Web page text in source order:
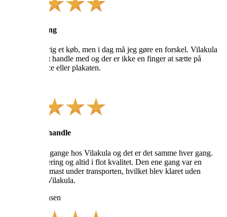
Stor anbefaling
Anmelder aldrig et køb, men i dag må jeg gøre en forskel. Vilakula
var en drøm at handle med og der er ikke en finger at sætte på
hverken service eller plakaten.
Godt sted at handle
Har handlet 3 gange hos Vilakula og det er det samme hver gang.
Lynhurtig levering og altid i flot kvalitet. Den ene gang var en
ramme blevet mast under transporten, hvilket blev klaret uden
problemer af Vilakula.
Morten Simonsen